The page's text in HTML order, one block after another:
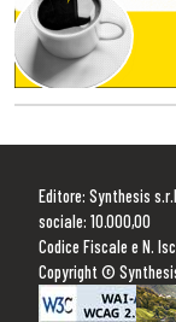
Editore: Synthesis
sociale: 10.000,00
Codice Fiscale e N.
Copyright ©